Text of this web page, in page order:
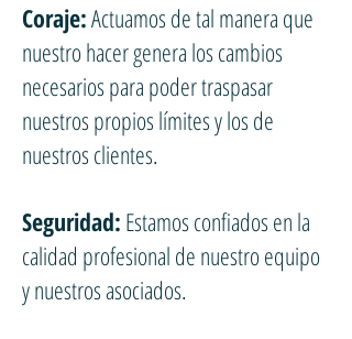
Coraje:Actuamos de tal manera que
nuestro hacer genera los cambios
necesarios para poder traspasar
nuestros propios límites y los de
nuestros clientes.
Seguridad: Estamos confiados en la
calidad profesional de nuestro equipo
y nuestros asociados.